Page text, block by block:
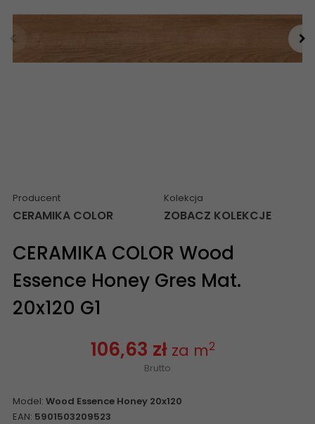
Producent
CERAMIKA COLOR
Kolekcja
ZOBACZ KOLEKCJE
CERAMIKA COLOR Wood
Essence Honey Gres Mat.
20x120 G1
106,63 zł za m2
Brutto
Model: Wood Essence Honey 20x120
EAN: 5901503209523